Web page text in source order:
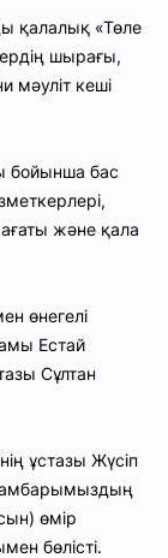
қалалық «Төле
шырағы,
мәуліт кеші
бойынша бас
және қала
өнегелі
Естай
Сұлтан
ұстазы Жүсіп
өмір
бөлісті.